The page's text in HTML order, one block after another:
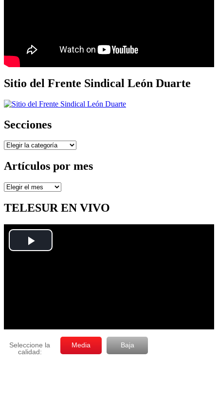
Sitio del Frente Sindical León Duarte
Secciones
Secciones
Artículos por mes
Artículos
mes
TELESUR EN VIVO